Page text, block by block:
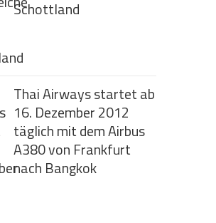
Schottland
Thai Airways startet ab
16. Dezember 2012
täglich mit dem Airbus
A380 von Frankfurt
nach Bangkok